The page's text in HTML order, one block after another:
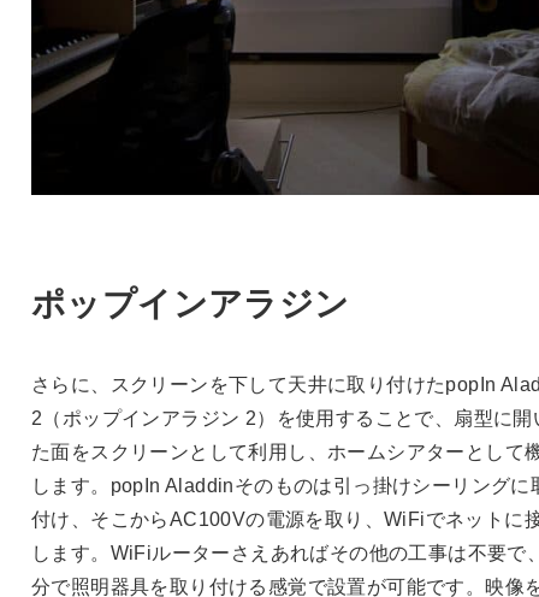
ポップインアラジン
さらに、スクリーンを下して天井に取り付けたpopIn
2（ポップインアラジン 2）を使用することで、扇型に開
た面をスクリーンとして利用し、ホームシアターとして
します。popIn Aladdinそのものは引っ掛けシーリングに
付け、そこからAC100Vの電源を取り、WiFiでネットに
します。WiFiルーターさえあればその他の工事は不要で
分で照明器具を取り付ける感覚で設置が可能です。映像